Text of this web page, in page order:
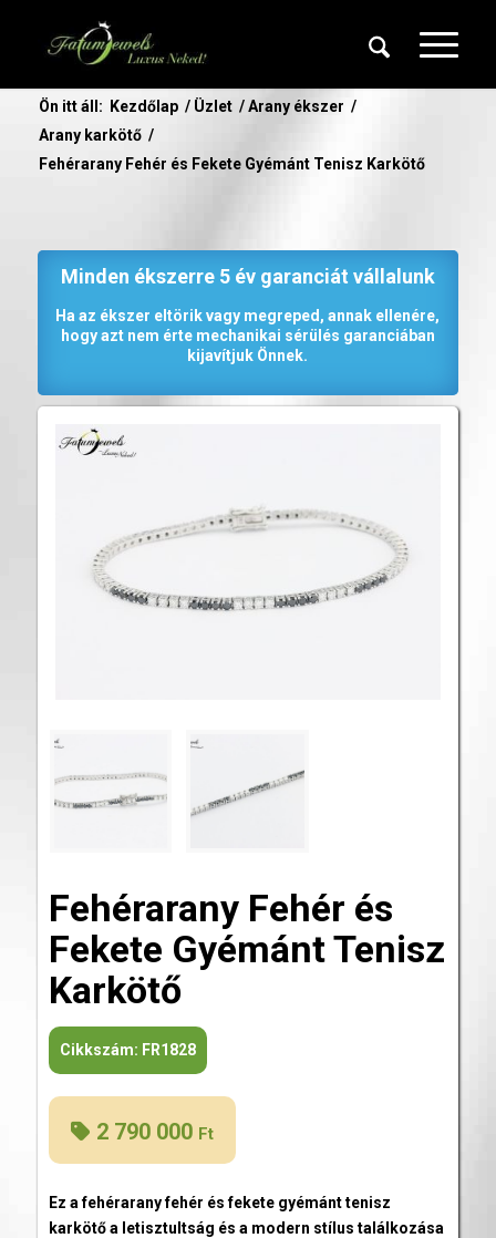
Ön itt áll: Kezdőlap / Üzlet / Arany ékszer /
Arany karkötő /
Fehérarany Fehér és Fekete Gyémánt Tenisz Karkötő
Minden ékszerre 5 év garanciát vállalunk
Ha az ékszer eltörik vagy megreped, annak ellenére,
hogy azt nem érte mechanikai sérülés garanciában
kijavítjuk Önnek.
Fehérarany Fehér és
Fekete Gyémánt Tenisz
Karkötő
Cikkszám: FR1828
2 790 000 Ft
Ez a fehérarany fehér és fekete gyémánt tenisz
karkötő a letisztultság és a modern stílus találkozása